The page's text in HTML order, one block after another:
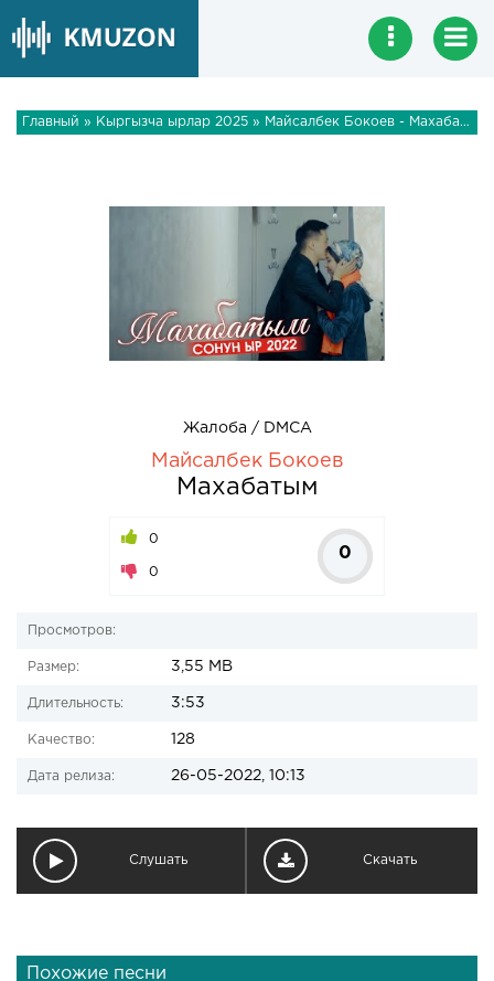
Главный » Кыргызча ырлар 2025 » Майсалбек Бокоев - Махабатым
Жалоба / DMCA
Майсалбек Бокоев
Махабатым
0
0
0
Просмотров:
Размер: 3,55 MB
Длительность: 3:53
Качество: 128
Дата релиза: 26-05-2022, 10:13
Слушать Скачать
Похожие песни